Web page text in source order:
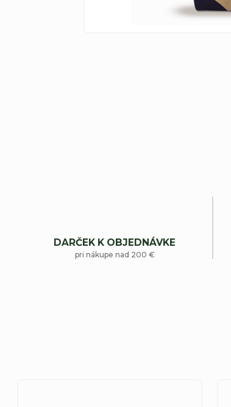
DARČEK K OBJEDNÁVKE
pri nákupe nad 200 €